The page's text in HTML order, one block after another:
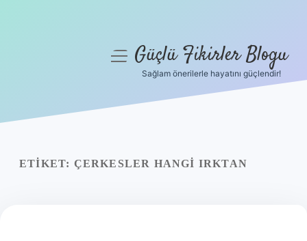
Yasal Uyarı
menüyüGüçlü Fikirler Blogu
Sağlam önerilerle hayatını güçlendir!
ETIKET: ÇERKESLER HANGI IRKTAN